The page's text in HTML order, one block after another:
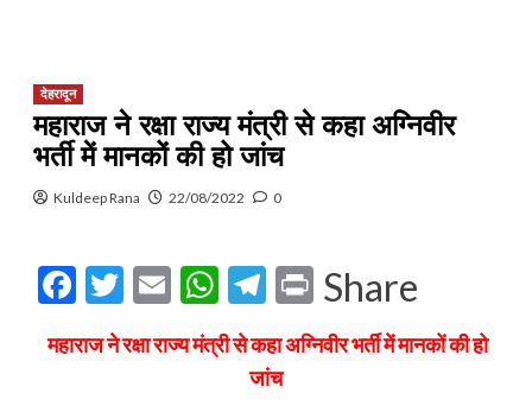
देहरादून
महाराज ने रक्षा राज्य मंत्री से कहा अग्निवीर
भर्ती में मानकों की हो जांच
Kuldeep Rana 22/08/2022 0
Facebook
Twitter
EmailWhatsApp
Telegram
Print
Share
महाराज ने रक्षा राज्य मंत्री से कहा अग्निवीर भर्ती में मानकों की हो
जांच